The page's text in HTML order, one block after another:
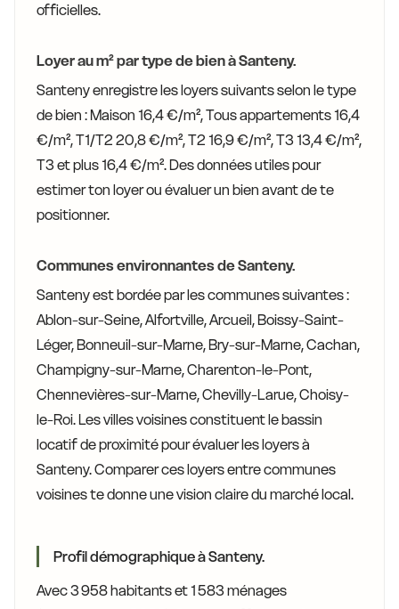
officielles.
Loyer au m² par type de bien à Santeny.
Santeny enregistre les loyers suivants selon le type
de bien : Maison 16,4 €/m², Tous appartements 16,4
€/m², T1/T2 20,8 €/m², T2 16,9 €/m², T3 13,4 €/m²,
T3 et plus 16,4 €/m². Des données utiles pour
estimer ton loyer ou évaluer un bien avant de te
positionner.
Communes environnantes de Santeny.
Santeny est bordée par les communes suivantes :
Ablon-sur-Seine, Alfortville, Arcueil, Boissy-Saint-
Léger, Bonneuil-sur-Marne, Bry-sur-Marne, Cachan,
Champigny-sur-Marne, Charenton-le-Pont,
Chennevières-sur-Marne, Chevilly-Larue, Choisy-
le-Roi. Les villes voisines constituent le bassin
locatif de proximité pour évaluer les loyers à
Santeny. Comparer ces loyers entre communes
voisines te donne une vision claire du marché local.
Profil démographique à Santeny.
Avec 3 958 habitants et 1 583 ménages